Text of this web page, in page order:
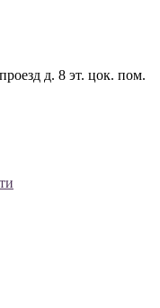
д. 8 эт. цок. пом.